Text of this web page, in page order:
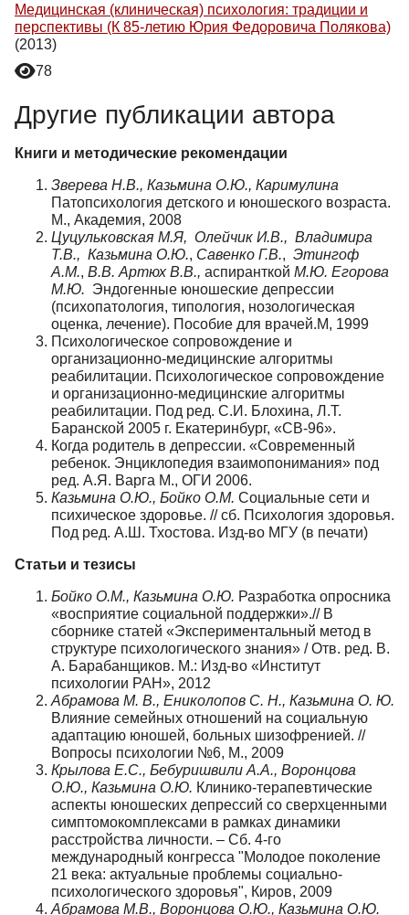
Медицинская (клиническая) психология: традиции и
перспективы (К 85-летию Юрия Федоровича Полякова)
(2013)
78
Другие публикации автора
Книги и методические рекомендации
Зверева Н.В., Казьмина О.Ю., Каримулина
Патопсихология детского и юношеского возраста.
М., Академия, 2008
Цуцульковская М.Я, Олейчик И.В., Владимира
Т.В., Казьмина О.Ю., Савенко Г.В., Этингоф
А.М., В.В. Артюх В.В., аспиранткой М.Ю. Егорова
М.Ю. Эндогенные юношеские депрессии
(психопатология, типология, нозологическая
оценка, лечение). Пособие для врачей.М, 1999
Психологическое сопровождение и
организационно-медицинские алгоритмы
реабилитации. Психологическое сопровождение
и организационно-медицинские алгоритмы
реабилитации. Под ред. С.И. Блохина, Л.Т.
Баранской 2005 г. Екатеринбург, «СВ-96».
Когда родитель в депрессии. «Современный
ребенок. Энциклопедия взаимопонимания» под
ред. А.Я. Варга М., ОГИ 2006.
Казьмина О.Ю., Бойко О.М. Социальные сети и
психическое здоровье. // сб. Психология здоровья.
Под ред. А.Ш. Тхостова. Изд-во МГУ (в печати)
Статьи и тезисы
Бойко О.М., Казьмина О.Ю. Разработка опросника
«восприятие социальной поддержки».// В
сборнике статей «Экспериментальный метод в
структуре психологического знания» / Отв. ред. В.
А. Барабанщиков. М.: Изд-во «Институт
психологии РАН», 2012
Абрамова М. В., Ениколопов С. Н., Казьмина О. Ю.
Влияние семейных отношений на социальную
адаптацию юношей, больных шизофренией. //
Вопросы психологии №6, М., 2009
Крылова Е.С., Бебуришвили А.А., Воронцова
О.Ю., Казьмина О.Ю. Клинико-терапевтические
аспекты юношеских депрессий со сверхценными
симптомокомплексами в рамках динамики
расстройства личности. – Сб. 4-го
международный конгресса "Молодое поколение
21 века: актуальные проблемы социально-
психологического здоровья", Киров, 2009
Абрамова М.В., Воронцова О.Ю., Казьмина О.Ю.